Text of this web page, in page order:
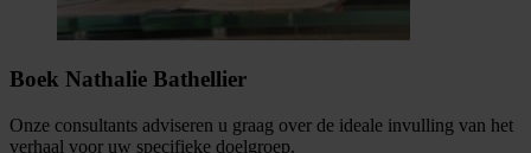
Boek Nathalie Bathellier
Onze consultants adviseren u graag over de ideale invulling van het
verhaal voor uw specifieke doelgroep.